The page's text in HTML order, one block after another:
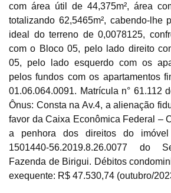
com área útil de 44,375m², área
totalizando 62,5465m², cabendo-lhe
ideal do terreno de 0,0078125,
com o Bloco 05, pelo lado direito
05, pelo lado esquerdo com os
pelos fundos com os apartamentos
01.06.064.0091. Matrícula n° 61.112
Ônus: Consta na Av.4, a alienação
favor da Caixa Econômica Federal –
a penhora dos direitos do
1501440-56.2019.8.26.0077 do
Fazenda de Birigui. Débitos
exequente: R$ 47.530,74 (outubro/
Envie sua Proposta
(Art. 895, CPC)
Data
14/04/2025 18:43:11
14/04/2025 18:43:11
14/04/2025 18:43:11
Clique aqui para fazer login